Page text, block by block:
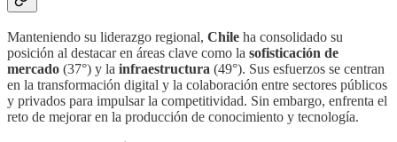
Manteniendo su liderazgo regional, Chile ha consolidado su
posición al destacar en áreas clave como la sofisticación de
mercado (37°) y la infraestructura (49°). Sus esfuerzos se centran
en la transformación digital y la colaboración entre sectores públicos
y privados para impulsar la competitividad. Sin embargo, enfrenta el
reto de mejorar en la producción de conocimiento y tecnología.